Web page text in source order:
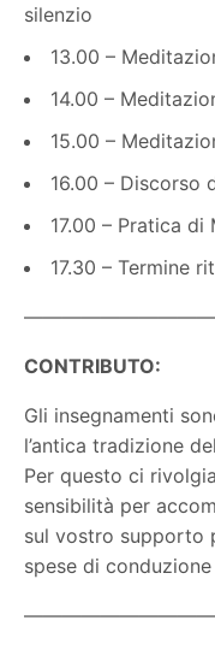
silenzio
13.00 –
14.00 –
15.00 –
16.00 – Discorso
17.00 – Pratica di
17.30 – Termine
CONTRIBUTO:
Gli insegnamenti
l’antica tradizione
Per questo ci
sensibilità per
sul vostro supporto
spese di